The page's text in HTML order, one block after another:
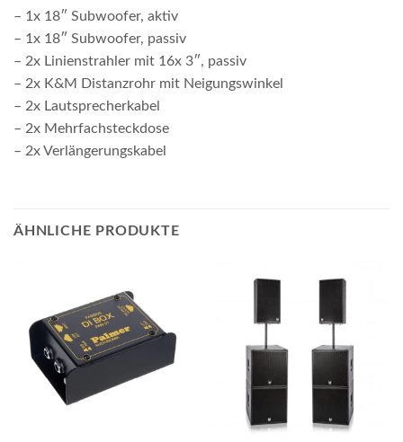
– 1x 18″ Subwoofer, aktiv
– 1x 18″ Subwoofer, passiv
– 2x Linienstrahler mit 16x 3″, passiv
– 2x K&M Distanzrohr mit Neigungswinkel
– 2x Lautsprecherkabel
– 2x Mehrfachsteckdose
– 2x Verlängerungskabel
ÄHNLICHE PRODUKTE